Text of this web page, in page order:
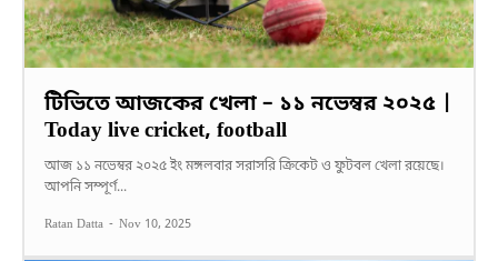
টিভিতে আজকের খেলা – ১১ নভেম্বর ২০২৫ |
Today live cricket, football
আজ ১১ নভেম্বর ২০২৫ ইং মঙ্গলবার সরাসরি ক্রিকেট ও ফুটবল খেলা রয়েছে।
আপনি সম্পূর্ণ...
Ratan Datta - Nov 10, 2025